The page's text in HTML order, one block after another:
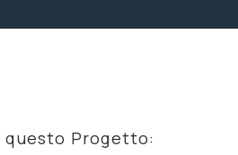
questo Progetto: